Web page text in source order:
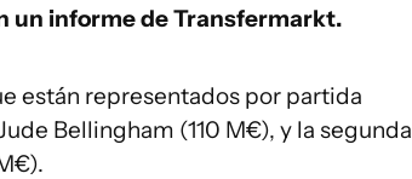
un informe de Transfermarkt.
están representados por partida
Bellingham (110 M€), y la segunda